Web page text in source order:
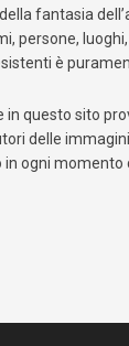
fantasia
persone,
è
questo sito
delle
in ogni momento